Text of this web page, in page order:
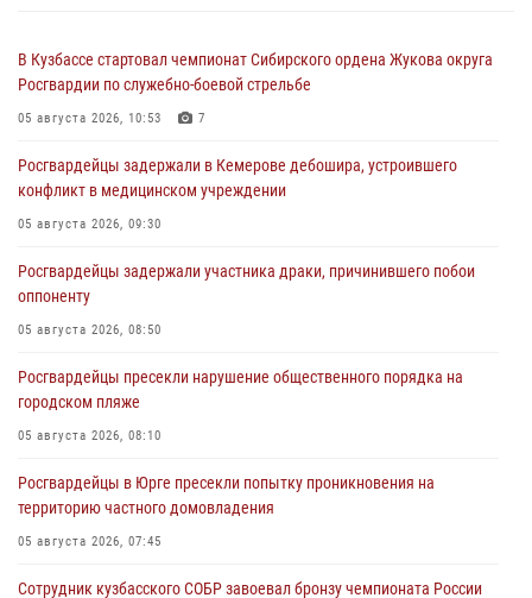
В Кузбассе стартовал чемпионат Сибирского ордена Жукова округа
Росгвардии по служебно-боевой стрельбе
05 августа 2026, 10:53 7
Росгвардейцы задержали в Кемерове дебошира, устроившего
конфликт в медицинском учреждении
05 августа 2026, 09:30
Росгвардейцы задержали участника драки, причинившего побои
оппоненту
05 августа 2026, 08:50
Росгвардейцы пресекли нарушение общественного порядка на
городском пляже
05 августа 2026, 08:10
Росгвардейцы в Юрге пресекли попытку проникновения на
территорию частного домовладения
05 августа 2026, 07:45
Сотрудник кузбасского СОБР завоевал бронзу чемпионата России